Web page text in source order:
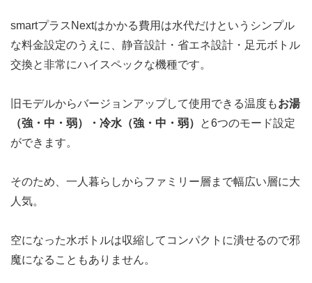
smartプラスNextはかかる費用は水代だけというシンプル
な料金設定のうえに、 静音設計・省エネ設計・足元ボトル
交換と非常にハイスペックな機種です。
旧モデルからバージョンアップして使用できる温度もお湯
（強・中・弱）・冷水（強・中・弱）
と6つのモード設定
ができます。
そのため、一人暮らしからファミリー層まで幅広い層に大
人気。
空になった水ボトルは収縮してコンパクトに潰せるので邪
魔になることもありません。